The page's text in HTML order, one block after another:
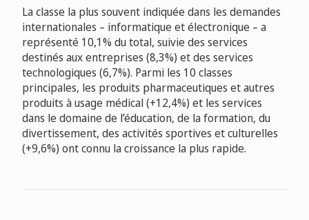
La classe la plus souvent indiquée dans les demandes
internationales – informatique et électronique – a
représenté 10,1% du total, suivie des services
destinés aux entreprises (8,3%) et des services
technologiques (6,7%). Parmi les 10 classes
principales, les produits pharmaceutiques et autres
produits à usage médical (+12,4%) et les services
dans le domaine de l’éducation, de la formation, du
divertissement, des activités sportives et culturelles
(+9,6%) ont connu la croissance la plus rapide.